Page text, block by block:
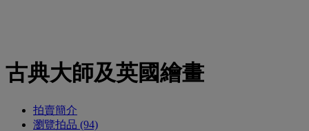
古典大師及英國繪畫
拍賣簡介
瀏覽拍品 (94)